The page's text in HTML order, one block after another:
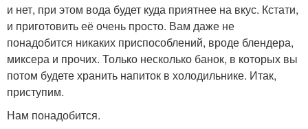
и нет, при этом вода будет куда приятнее на вкус. Кстати,
и приготовить её очень просто. Вам даже не
понадобится никаких приспособлений, вроде блендера,
миксера и прочих. Только несколько банок, в которых вы
потом будете хранить напиток в холодильнике. Итак,
приступим.
Нам понадобится.